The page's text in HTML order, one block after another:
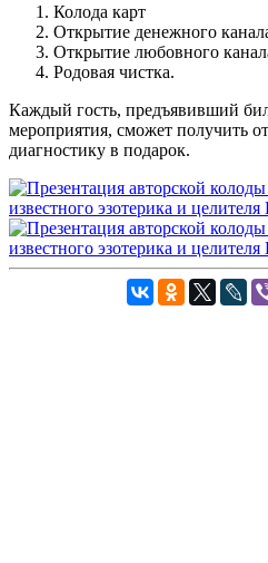
Колода карт
Открытие денежного
Открытие любовного
Родовая чистка.
Каждый гость, предъявивший
мероприятия, сможет получить
диагностику в подарок.